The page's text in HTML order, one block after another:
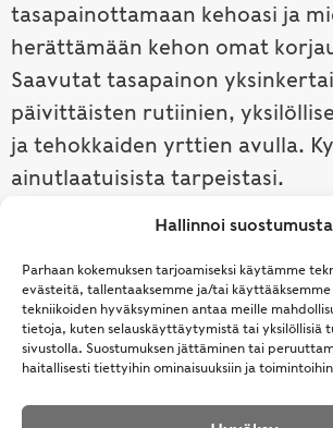
Hallinnoi suostumusta
Parhaan kokemuksen tarjoamiseksi käytämme
evästeitä, tallentaaksemme ja/tai
tekniikoiden hyväksyminen antaa meille
tietoja, kuten selauskäyttäytymistä tai yksilöllisiä
sivustolla. Suostumuksen jättäminen tai
haitallisesti tiettyihin ominaisuuksiin ja
tasapainottamaan kehoasi ja
herättämään kehon omat
Saavutat tasapainon
päivittäisten rutiinien,
ja tehokkaiden yrttien avulla.
ainutlaatuisista tarpeistasi.
Tutustu ayurvedaan →